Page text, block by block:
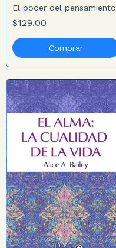
El poder del pensamiento
$129.00